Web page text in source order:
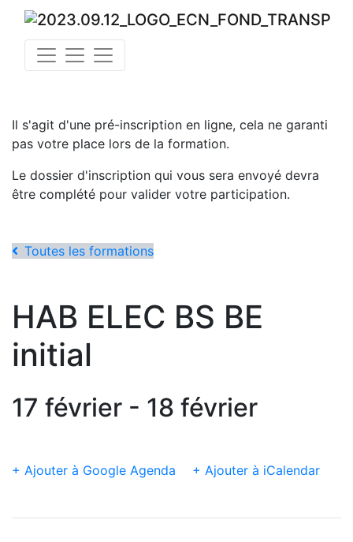
Il s'agit d'une pré-inscription en ligne, cela ne garanti
pas votre place lors de la formation.
Le dossier d'inscription qui vous sera envoyé devra
être complété pour valider votre participation.
Toutes les formations
HAB ELEC BS BE
initial
17 février - 18 février
+ Ajouter à Google Agenda + Ajouter à iCalendar